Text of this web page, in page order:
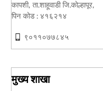
कापशी, ता.शाहूवाडी जि.कोल्हापूर,
पिन कोड : ४१६२१४
९०११०७७८४५
मुख्य शाखा